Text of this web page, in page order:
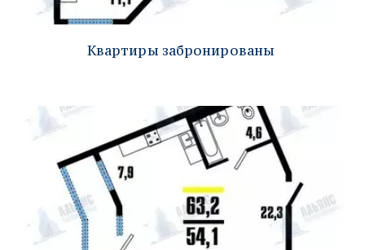
Квартиры забронированы